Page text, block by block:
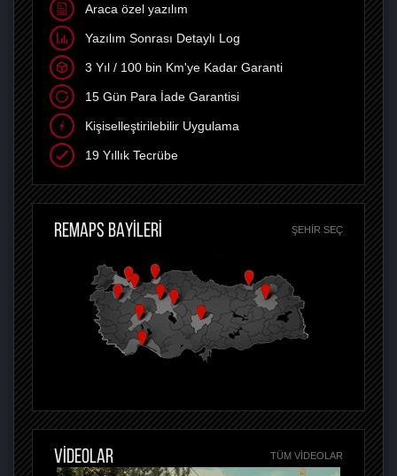
Araca özel yazılım
Yazılım Sonrası Detaylı Log
3 Yıl / 100 bin Km'ye Kadar Garanti
15 Gün Para İade Garantisi
Kişiselleştirilebilir Uygulama
19 Yıllık Tecrübe
REMAPS BAYİLERİ ŞEHIR SEÇ
VİDEOLAR TÜM VIDEOLAR